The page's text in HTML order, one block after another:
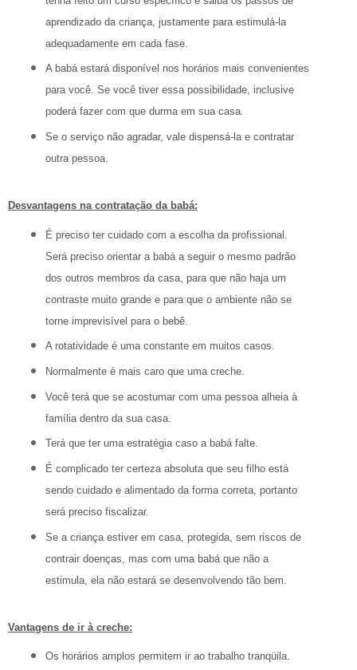
aprendizado da criança, justamente para estimulá-la
adequadamente em cada fase.
A babá estará disponível nos horários mais convenientes
para você. Se você tiver essa possibilidade, inclusive
poderá fazer com que durma em sua casa.
Se o serviço não agradar, vale dispensá-la e contratar
outra pessoa.
Desvantagens na contratação da babá:
É preciso ter cuidado com a escolha da profissional.
Será preciso orientar a babá a seguir o mesmo padrão
dos outros membros da casa, para que não haja um
contraste muito grande e para que o ambiente não se
torne imprevisível para o bebê.
A rotatividade é uma constante em muitos casos.
Normalmente é mais caro que uma creche.
Você terá que se acostumar com uma pessoa alheia à
família dentro da sua casa.
Terá que ter uma estratégia caso a babá falte.
É complicado ter certeza absoluta que seu filho está
sendo cuidado e alimentado da forma correta, portanto
será preciso fiscalizar.
Se a criança estiver em casa, protegida, sem riscos de
contrair doenças, mas com uma babá que não a
estimula, ela não estará se desenvolvendo tão bem.
Vantagens de ir à creche:
Os horários amplos permitem ir ao trabalho tranqüila.